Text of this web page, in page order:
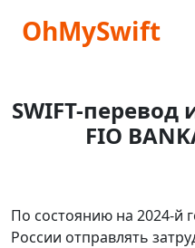
OhMySwift
SWIFT-
FIO
По состоянию на 2024-й
России отправлять